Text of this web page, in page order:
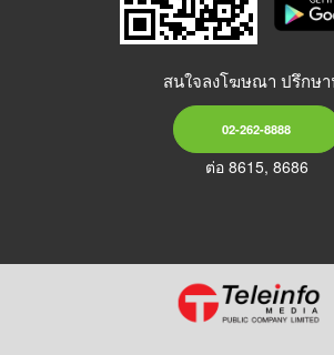
สนใจลงโฆษณา ปรึกษ
02-262-8888
ต่อ 8615, 8686